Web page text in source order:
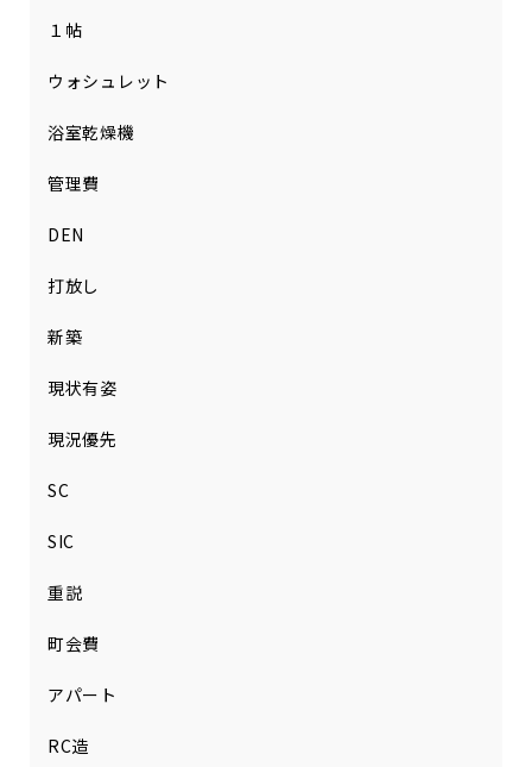
１帖
ウォシュレット
浴室乾燥機
管理費
DEN
打放し
新築
現状有姿
現況優先
SC
SIC
重説
町会費
アパート
RC造